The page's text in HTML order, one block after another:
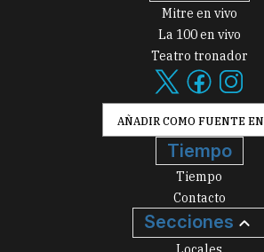
Mitre en vivo
La 100 en vivo
Teatro tronador
AÑADIR COMO FUENTE EN
Tiempo
Tiempo
Contacto
Secciones